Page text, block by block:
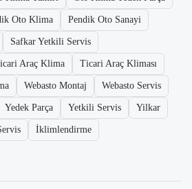
Oto Klima Pendik Oto Sanayi
Safkar Yetkili Servis
Araç Klima Ticari Araç Kliması
Webasto Montaj Webasto Servis
Yedek Parça Yetkili Servis Yilkar
İklimlendirme